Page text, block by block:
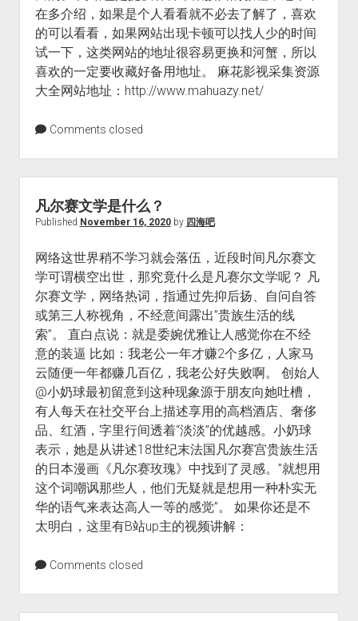
在多介绍，如果是个人看看就不必去了解了，喜欢
的可以看看，如果网站出现卡顿可以找人少的时间
试一下，这类网站的地址很容易更换和河蟹，所以
喜欢的一定要收藏好备用地址。 麻花影视采集资源
大全网站地址：http://www.mahuazy.net/
Comments closed
凡尔赛文学是什么？
Published November 16, 2020by 四海吧
网络这世界稍不学习就会落伍，近段时间凡尔赛文
学可谓横空出世，那究竟什么是凡赛尔文学呢？ 凡
尔赛文学，网络热词，指通过先抑后扬、自问自答
或第三人称视角，不经意间露出”贵族生活的线
索”。 直白点说：就是委婉优雅让人感觉你在不经
意的装逼 比如：我老公一年才赚2个多亿，人家马
云随便一年都赚几百亿，我老公好失败啊。 创始人
@小奶球最初留意到这种现象源于朋友向她吐槽，
有人每天在社交平台上描述享用的高档酒店、奢侈
品、红酒，字里行间透着“淡淡”的优越感。小奶球
表示，她是从讲述18世纪末法国凡尔赛宫贵族生活
的日本漫画《凡尔赛玫瑰》中找到了灵感。”就想用
这个词嘲讽那些人，他们无疑就是想用一种朴实无
华的语气来表达高人一等的感觉”。 如果你还是不
太明白，这里有B站up主的视频讲解：
Comments closed